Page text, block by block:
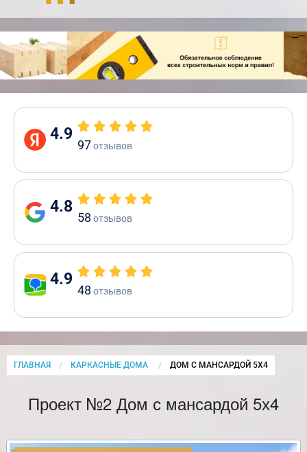
4.9
97отзывов
4.8
58 отзывов
4.9
48 отзывов
ГЛАВНАЯ КАРКАСНЫЕ ДОМА CURRENT:
ДОМ С МАНСАРДОЙ 5Х4
Проект №2 Дом с мансардой 5х4